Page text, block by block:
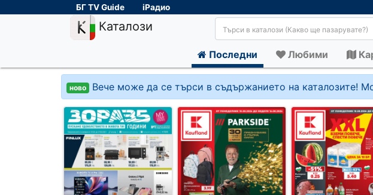
БГ TV Guide iРадио
Каталози
Последни Любими
ново Вече може да се търси в съдържанието на каталозите!